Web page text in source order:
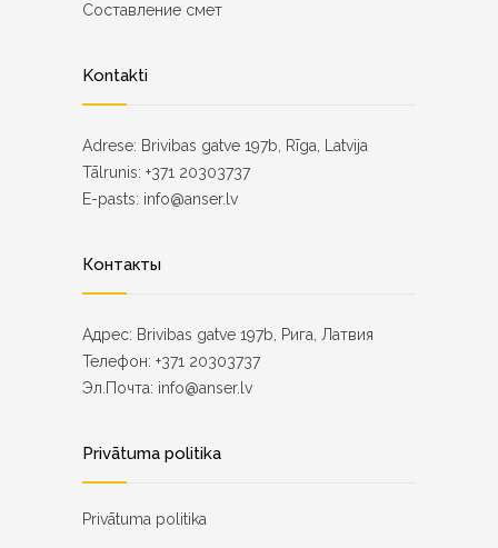
Составление смет
Kontakti
Adrese: Brivibas gatve 197b, Rīga, Latvija
Tālrunis: +371 20303737
E-pasts: info@anser.lv
Контакты
Адрес: Brivibas gatve 197b, Рига, Латвия
Телефон: +371 20303737
Эл.Почта: info@anser.lv
Privātuma politika
Privātuma politika